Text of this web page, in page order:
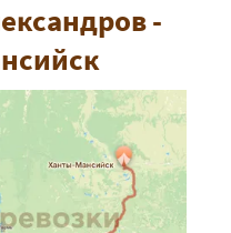
-